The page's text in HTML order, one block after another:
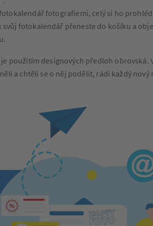
fotografiemi, celý si ho
svůj fotokalendář přeneste do košíku a
použitím designových předloh obrovská.
a chtěli se o něj podělit, rádi každý nový